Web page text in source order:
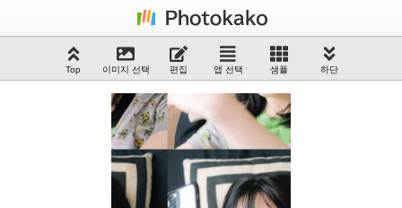
Top 이미지 선택 편집 앱 선택 샘플 하단